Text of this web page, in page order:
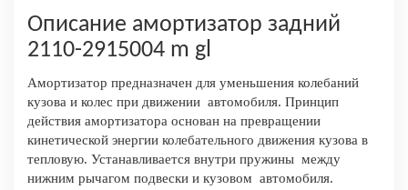
Описание амортизатор задний
2110-2915004 m gl
Амортизатор предназначен для уменьшения колебаний
кузова и колес при движении автомобиля. Принцип
действия амортизатора основан на превращении
кинетической энергии колебательного движения кузова в
тепловую. Устанавливается внутри пружины между
нижним рычагом подвески и кузовом автомобиля.